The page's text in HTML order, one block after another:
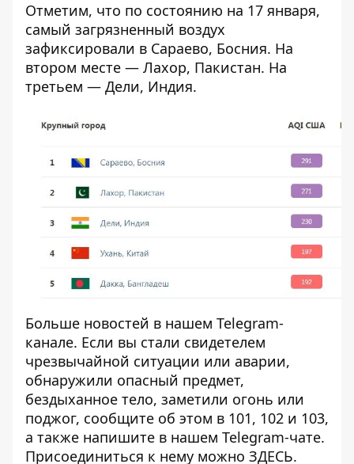
Отметим, что по состоянию на 17 января,
самый загрязненный воздух
зафиксировали в Сараево, Босния. На
втором месте — Лахор, Пакистан. На
третьем — Дели, Индия.
Больше новостей в нашем Telegram-
канале. Если вы стали свидетелем
чрезвычайной ситуации или аварии,
обнаружили опасный предмет,
бездыханное тело, заметили огонь или
поджог, сообщите об этом в 101, 102 и 103,
а также напишите в нашем Telegram-чате.
Присоединиться к нему можно ЗДЕСЬ.